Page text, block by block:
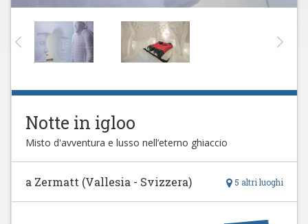
Notte in igloo
Misto d'avventura e lusso nell’eterno ghiaccio
5 altri luoghi
a Zermatt (Vallesia - Svizzera)